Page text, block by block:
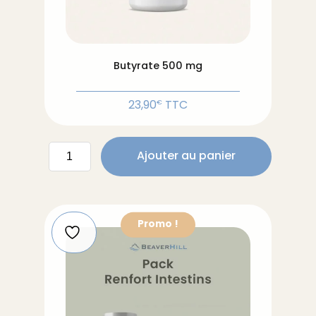
Butyrate 500 mg
23,90€ TTC
quantité
Ajouter au panier
Promo !